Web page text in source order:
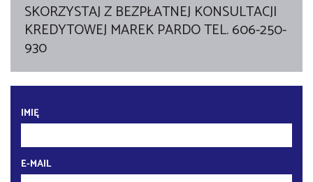
SKORZYSTAJ Z BEZPŁATNEJ KONSULTACJI
KREDYTOWEJ MAREK PARDO TEL. 606-250-
930
IMIĘ
E-MAIL